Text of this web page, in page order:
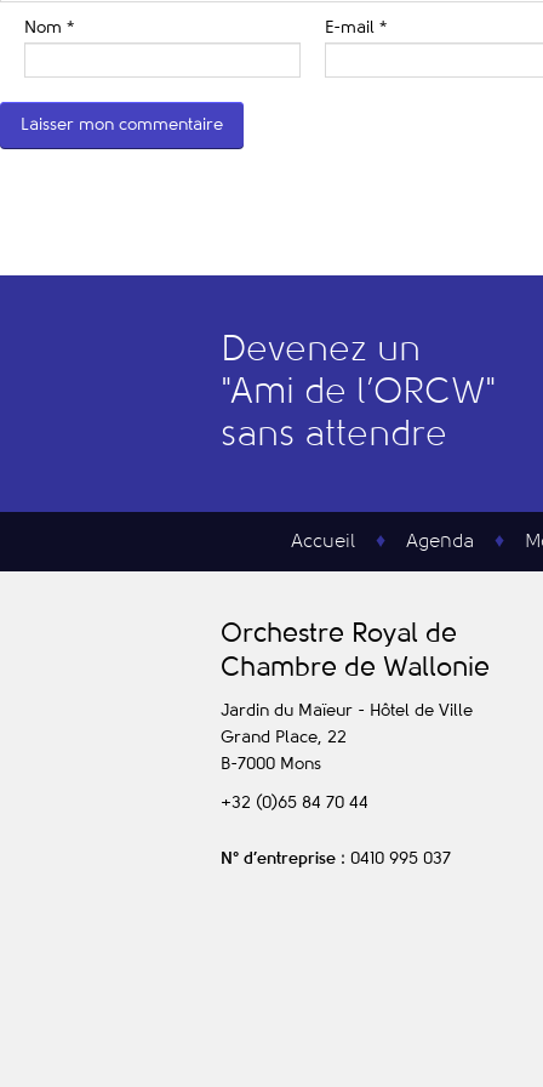
Nom * E-mail *
Devenez un
"Ami de l’ORCW"
sans attendre
Accueil Agenda
Orchestre Royal de
Chambre de Wallonie
Jardin du Maïeur - Hôtel de Ville
Grand Place, 22
B-7000 Mons
+32 (0)65 84 70 44
N° d’entreprise : 0410 995 037